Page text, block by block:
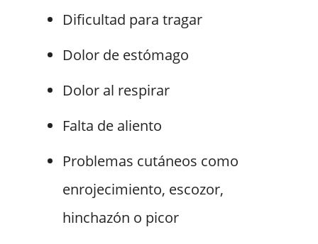
Dificultad para tragar
Dolor de estómago
Dolor al respirar
Falta de aliento
Problemas cutáneos como
enrojecimiento, escozor,
hinchazón o picor